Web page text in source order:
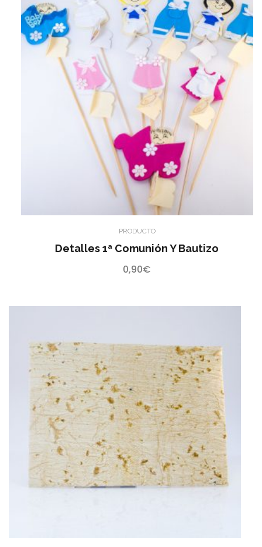
PRODUCTO
Detalles 1ª Comunión Y Bautizo
0,90€